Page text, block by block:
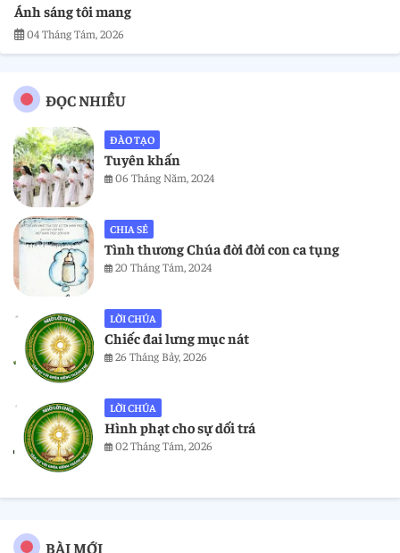
Ánh sáng tôi mang
04 Tháng Tám, 2026
ĐỌC NHIỀU
ĐÀO TẠO
Tuyên khấn
06 Tháng Năm, 2024
CHIA SẺ
Tình thương Chúa đời đời con ca tụng
20 Tháng Tám, 2024
LỜI CHÚA
Chiếc đai lưng mục nát
26 Tháng Bảy, 2026
LỜI CHÚA
Hình phạt cho sự dối trá
02 Tháng Tám, 2026
BÀI MỚI